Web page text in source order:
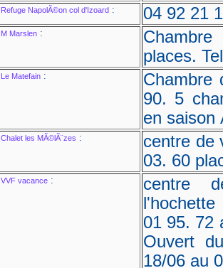
Refuge NapolÃ©on col d'Izoard : 04 92 21
M Marslen :
places.
Le Matefain :
Chambre
90. 5
en
Chalet les MÃ©lÃ¨zes :
centre de
03. 60
VVF vacance :
centre
01 95. 72
Ouvert
18/06 au